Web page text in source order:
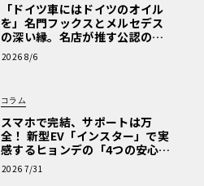
「ドイツ車にはドイツのオイル
を」名門フックスとメルセデス
の深い縁。名店が推す公認の安
心と、Cクラスで味わうシルキー
な走り〈PR〉
2026 8/6
コラム
スマホで完結、サポートは万
全！ 新型EV「インスター」で実
感するヒョンデの「4つの安心」
【第1回・ヒョンデ6つの疑問：
Why? Hyundai?】〈PR〉
2026 7/31